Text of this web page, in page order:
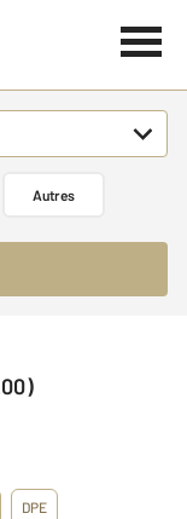
Autres
DPE